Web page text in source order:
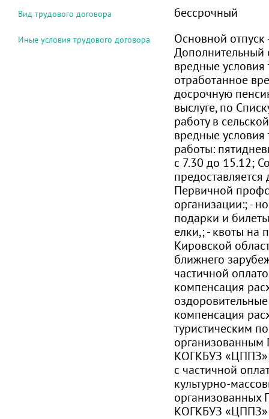
Вид трудового договора бессрочный
Иные условия трудового договора
Основной отпуск
Дополнительный
вредные условия
отработанное
досрочную
выслуге, по
работу в
вредные
работы:
с 7.30 до 15.12;
Первичной
организации:; -
подарки и
елки,; - квоты на
Кировской
ближнего
частичной
компенсация
компенсация
туристическим
КОГКБУЗ
с частичной
культурно-
КОГКБУЗ «ЦППЗ»